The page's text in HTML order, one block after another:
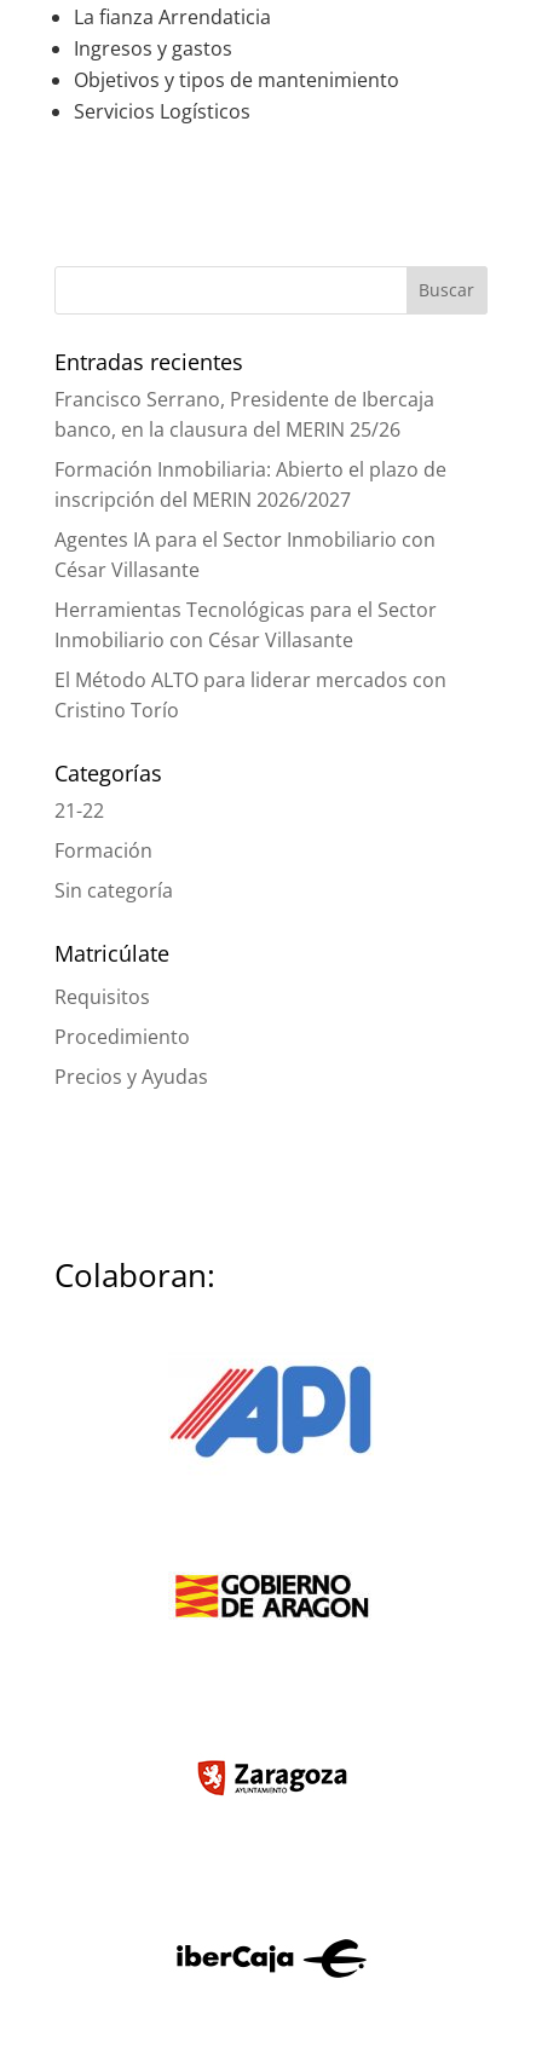
La fianza Arrendaticia
Ingresos y gastos
Objetivos y tipos de mantenimiento
Servicios Logísticos
Entradas recientes
Francisco Serrano, Presidente de Ibercaja
banco, en la clausura del MERIN 25/26
Formación Inmobiliaria: Abierto el plazo de
inscripción del MERIN 2026/2027
Agentes IA para el Sector Inmobiliario con
César Villasante
Herramientas Tecnológicas para el Sector
Inmobiliario con César Villasante
El Método ALTO para liderar mercados con
Cristino Torío
Categorías
21-22
Formación
Sin categoría
Matricúlate
Requisitos
Procedimiento
Precios y Ayudas
Colaboran: